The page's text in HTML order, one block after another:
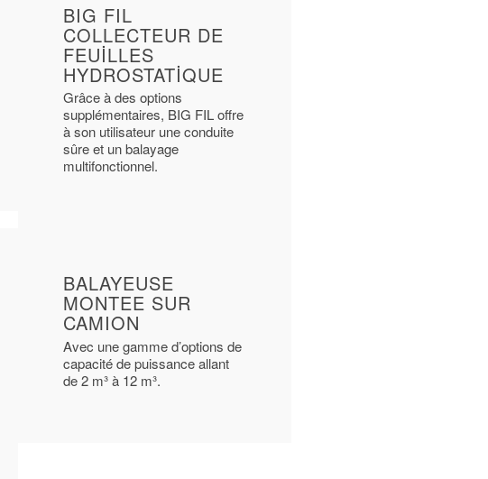
BIG FIL
COLLECTEUR DE
FEUILLES
HYDROSTATIQUE
Grâce à des options
supplémentaires, BIG FIL offre
à son utilisateur une conduite
sûre et un balayage
multifonctionnel.
BALAYEUSE
MONTEE SUR
CAMION
Avec une gamme d’options de
capacité de puissance allant
de 2 m³ à 12 m³.